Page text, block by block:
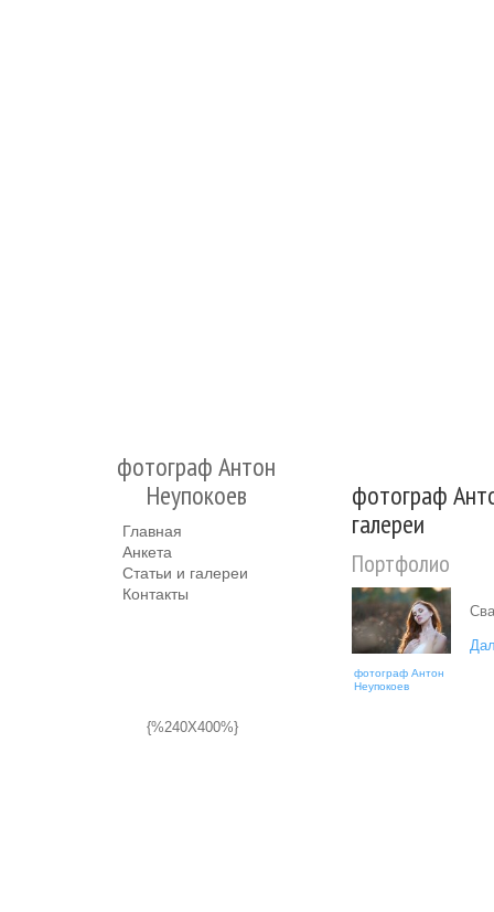
фотограф Антон
Неупокоев
Главная
Анкета
Статьи и галереи
Контакты
{%240X400%}
фотограф
галереи
Портфолио
фотограф Антон
Неупокоев